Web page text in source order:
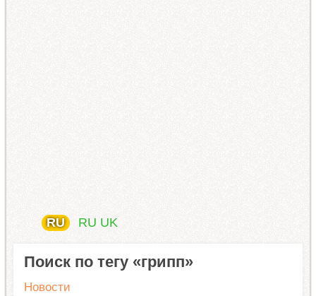
RU RU UK
Поиск по тегу «грипп»
Новости